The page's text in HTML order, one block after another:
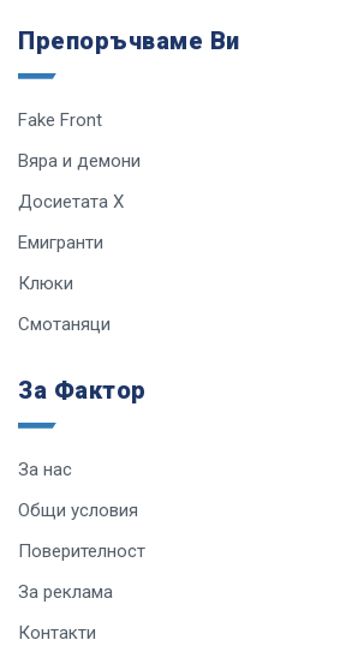
Препоръчваме Ви
Fake Front
Вяра и демони
Досиетата Х
Емигранти
Клюки
Смотаняци
За Фактор
За нас
Общи условия
Поверителност
За реклама
Контакти